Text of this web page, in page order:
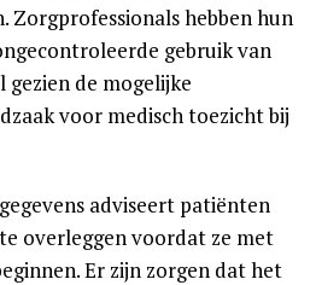
Zorgprofessionals hebben hun
gebruik van
gezien de mogelijke
voor medisch toezicht bij
adviseert patiënten
overleggen voordat ze met
Er zijn zorgen dat het